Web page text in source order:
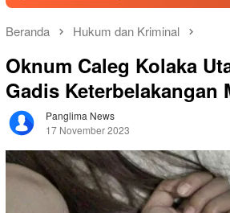
Beranda Hukum dan Kriminal
Oknum Caleg Kolaka
Gadis Keterbelakangan
Panglima News
17 November 2023